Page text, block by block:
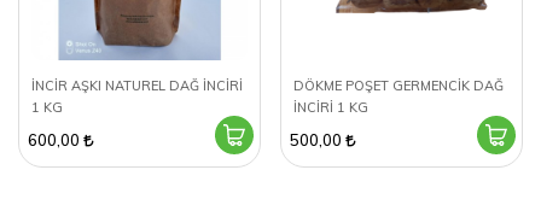
İNCİR AŞKI NATUREL DAĞ İNCİRİ
1 KG
600,00
DÖKME POŞET GERMENCİK DAĞ
İNCİRİ 1 KG
500,00